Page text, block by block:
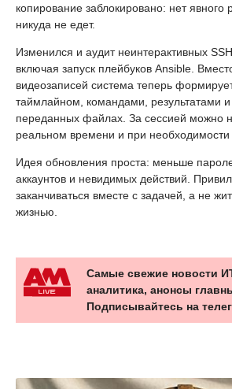
копирование заблокировано: нет
никуда не едет.
Изменился и аудит неинтерактивных
включая запуск плейбуков Ansible.
видеозаписей система теперь
таймлайном, командами, результатами
переданных файлах. За сессией можно
реальном времени и при необходимости
Идея обновления проста: меньше
аккаунтов и невидимых действий.
заканчиваться вместе с задачей, а не
жизнью.
Самые свежие новости
аналитика, анонсы
Подписывайтесь на